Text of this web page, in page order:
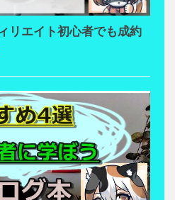
リエイト初心者でも成約